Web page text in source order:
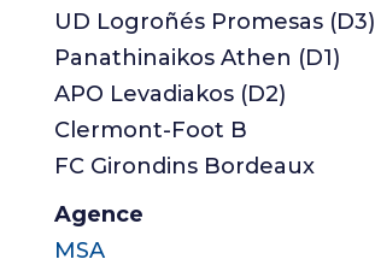
UD Logroñés Promesas (D3)
Panathinaikos Athen (D1)
APO Levadiakos (D2)
Clermont-Foot B
FC Girondins Bordeaux
Agence
MSA